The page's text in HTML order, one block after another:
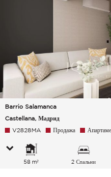
Barrio Salamanca
Castellana, Мадрид
V2828MA Продажа
58 m² 2 Спальни